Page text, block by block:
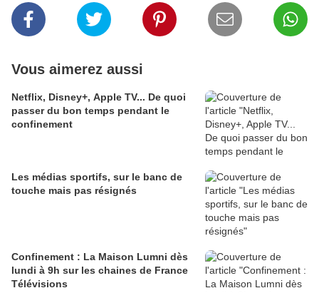
Vous aimerez aussi
Netflix, Disney+, Apple TV... De quoi
passer du bon temps pendant le
confinement
Les médias sportifs, sur le banc de
touche mais pas résignés
Confinement : La Maison Lumni dès
lundi à 9h sur les chaines de France
Télévisions